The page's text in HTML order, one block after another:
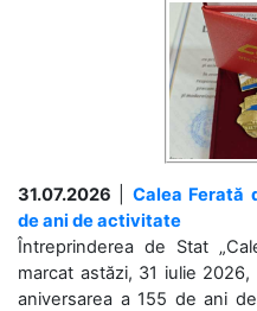
31.07.2026
Calea Ferată
de ani de activitate
Întreprinderea de Stat
marcat astăzi, 31 iulie
aniversarea a 155 de ani